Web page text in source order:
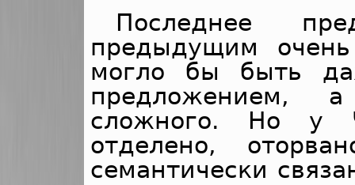
Последнее
предыдущим
могло бы быть
предложением,
сложного. Но у
отделено,
семантически